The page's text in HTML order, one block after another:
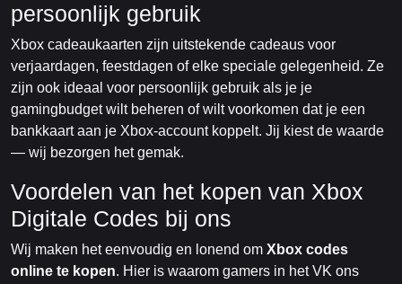
persoonlijk gebruik
Xbox cadeaukaarten zijn uitstekende cadeaus voor
verjaardagen, feestdagen of elke speciale gelegenheid. Ze
zijn ook ideaal voor persoonlijk gebruik als je je
gamingbudget wilt beheren of wilt voorkomen dat je een
bankkaart aan je Xbox-account koppelt. Jij kiest de waarde
— wij bezorgen het gemak.
Voordelen van het kopen van Xbox
Digitale Codes bij ons
Wij maken het eenvoudig en lonend om Xbox codes
online te kopen. Hier is waarom gamers in het VK ons